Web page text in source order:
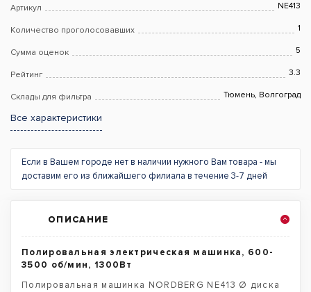
Артикул NE413
Количество проголосовавших 1
Сумма оценок 5
Рейтинг 3.3
Склады для фильтра Тюмень, Волгоград
Все характеристики
Если в Вашем городе нет в наличии нужного Вам товара - мы
доставим его из ближайшего филиала в течение 3-7 дней
ОПИСАНИЕ
Полировальная электрическая машинка, 600-
3500 об/мин, 1300Вт
Полировальная машинка NORDBERG NE413 Ø диска